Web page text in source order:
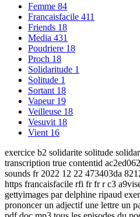
Femme 84
Francaisfacile 411
Friends 18
Media 431
Poudriere 18
Proch 18
Solidaritude 1
Solitude 1
Sortant 18
Vapeur 19
Veilleuse 18
Vesuvit 18
Vient 16
exercice b2 solidarite solitude
transcription true contentid
sounds fr 2022 12 22 473403da
https francaisfacile rfi fr fr r c3
gettyimages par delphine ripaud
prononcer un adjectif une lettre un